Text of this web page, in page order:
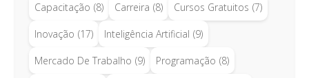
Capacitação (8) Carreira (8) Cursos Gratuitos (7)
Inovação (17) Inteligência Artificial (9)
Mercado De Trabalho (9) Programação (8)